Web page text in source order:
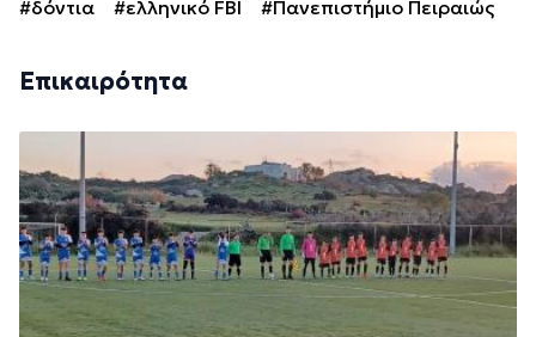
#δόντια #ελληνικό FBI #Πανεπιστήμιο Πειραιώς
Επικαιρότητα